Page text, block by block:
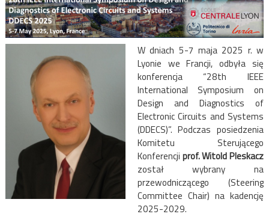
W dniach 5-7 maja 2025 r. w
Lyonie we Francji, odbyła się
konferencja “28th IEEE
International Symposium on
Design and Diagnostics of
Electronic Circuits and Systems
(DDECS)”. Podczas posiedzenia
Komitetu Sterującego
Konferencji prof. Witold Pleskacz
został wybrany na
przewodniczącego (Steering
Committee Chair) na kadencję
2025-2029.